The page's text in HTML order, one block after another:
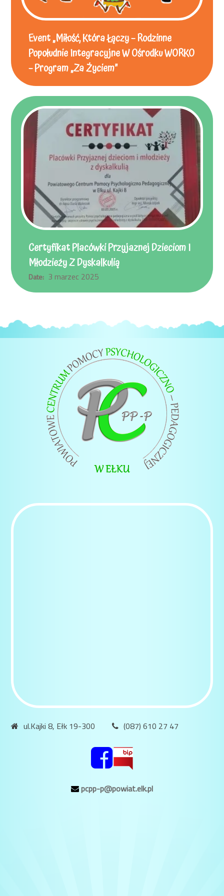
Event „Miłość, Która Łączy – Rodzinne
Popołudnie Integracyjne W Ośrodku WORKO
– Program „Za Życiem”
Certyfikat Placówki Przyjaznej Dzieciom I
Młodzieży Z Dyskalkulią
Date: 3 marzec 2025
ul.Kajki 8, Ełk 19-300 (087) 610 27 47
pcpp-p@powiat.elk.pl